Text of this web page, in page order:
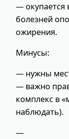
— окупается
болезней
ожирения.
Минусы:
— нужны
— важно
комплекс в
наблюдать).
—